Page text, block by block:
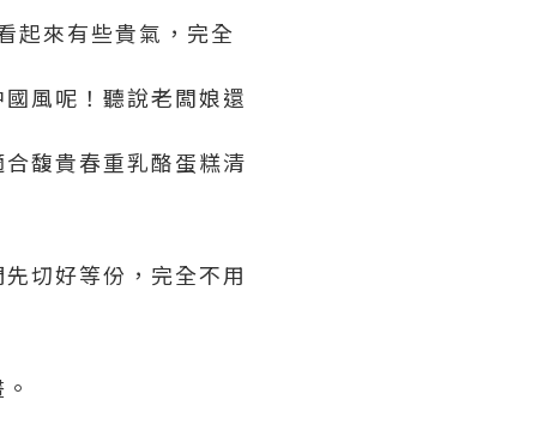
起來有些貴氣，完全
風呢！聽說老闆娘還
馥貴春重乳酪蛋糕清
切好等份，完全不用